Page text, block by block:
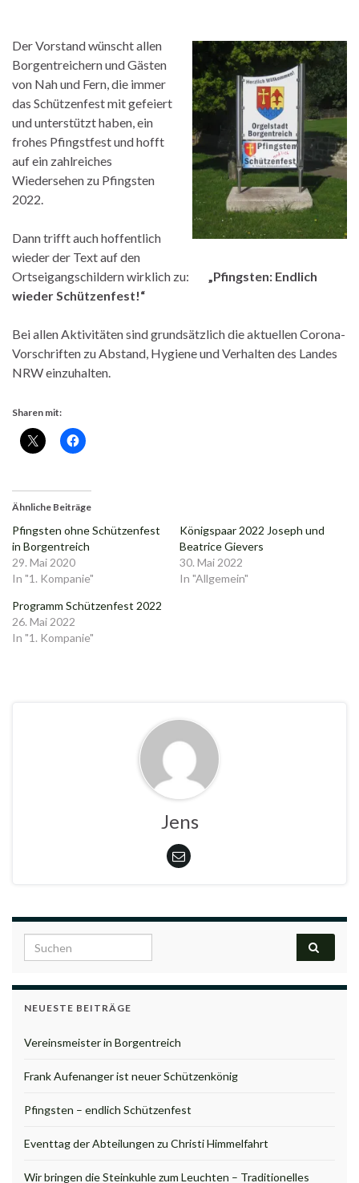
Der Vorstand wünscht allen
Borgentreichern und Gästen
von Nah und Fern, die immer
das Schützenfest mit gefeiert
und unterstützt haben, ein
frohes Pfingstfest und hofft
auf ein zahlreiches
Wiedersehen zu Pfingsten
2022.
Dann trifft auch hoffentlich
wieder der Text auf den
Ortseigangschildern wirklich zu:
„Pfingsten: Endlich
wieder Schützenfest!“
Bei allen Aktivitäten sind grundsätzlich die aktuellen Corona-
Vorschriften zu Abstand, Hygiene und Verhalten des Landes
NRW einzuhalten.
Sharen mit:
Ähnliche Beiträge
Pfingsten ohne Schützenfest
in Borgentreich
29. Mai 2020
In "1. Kompanie"
Königspaar 2022 Joseph und
Beatrice Gievers
30. Mai 2022
In "Allgemein"
Programm Schützenfest 2022
26. Mai 2022
In "1. Kompanie"
Jens
Search for:
NEUESTE BEITRÄGE
Vereinsmeister in Borgentreich
Frank Aufenanger ist neuer Schützenkönig
Pfingsten – endlich Schützenfest
Eventtag der Abteilungen zu Christi Himmelfahrt
Wir bringen die Steinkuhle zum Leuchten – Traditionelles